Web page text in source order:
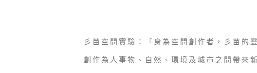
彡苗空間實驗：「身為空間創作者，彡苗的
創作為人事物、自然、環境及城市之間帶來